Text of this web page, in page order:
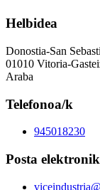
Helbidea
Donostia-San
01010 Vitoria-
Araba
Telefonoa/k
945018230
Posta